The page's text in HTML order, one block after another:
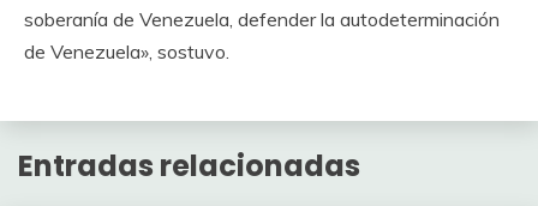
soberanía de Venezuela, defender la autodeterminación
de Venezuela», sostuvo.
Entradas relacionadas